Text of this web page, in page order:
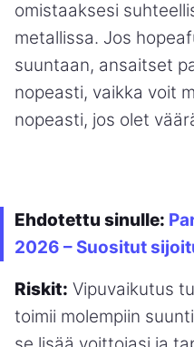
omistaaksesi
metallissa. Jos
suuntaan, ansaitset
nopeasti, vaikka voit
nopeasti, jos olet
Ehdotettu sinulle:
2026 – Suositut
Riskit: Vipuvaikutus
toimii molempiin